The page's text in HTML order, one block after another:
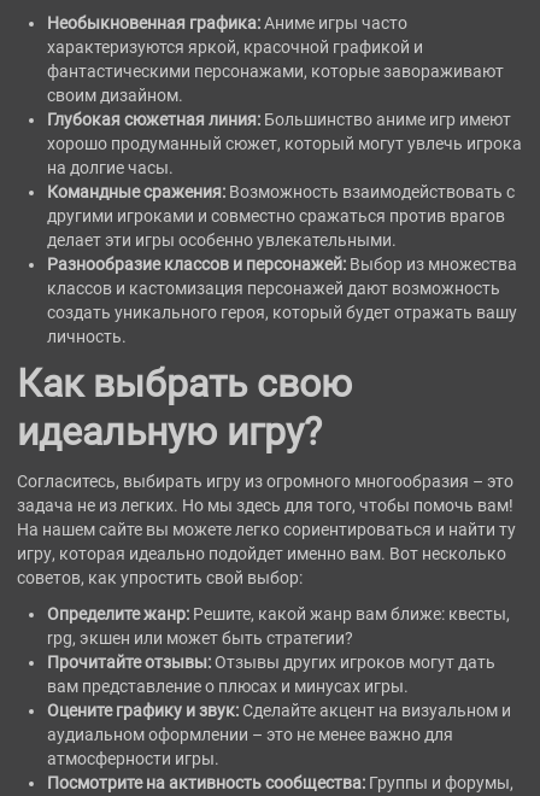
Необыкновенная графика:Аниме игры часто
характеризуются яркой, красочной графикой и
фантастическими персонажами, которые завораживают
своим дизайном.
Глубокая сюжетная линия: Большинство аниме игр имеют
хорошо продуманный сюжет, который могут увлечь игрока
на долгие часы.
Командные сражения: Возможность взаимодействовать с
другими игроками и совместно сражаться против врагов
делает эти игры особенно увлекательными.
Разнообразие классов и персонажей: Выбор из множества
классов и кастомизация персонажей дают возможность
создать уникального героя, который будет отражать вашу
личность.
Как выбрать свою
идеальную игру?
Согласитесь, выбирать игру из огромного многообразия – это
задача не из легких. Но мы здесь для того, чтобы помочь вам!
На нашем сайте вы можете легко сориентироваться и найти ту
игру, которая идеально подойдет именно вам. Вот несколько
советов, как упростить свой выбор:
Определите жанр: Решите, какой жанр вам ближе: квесты,
rpg, экшен или может быть стратегии?
Прочитайте отзывы: Отзывы других игроков могут дать
вам представление о плюсах и минусах игры.
Оцените графику и звук:Сделайте акцент на визуальном и
аудиальном оформлении – это не менее важно для
атмосферности игры.
Посмотрите на активность сообщества: Группы и форумы,